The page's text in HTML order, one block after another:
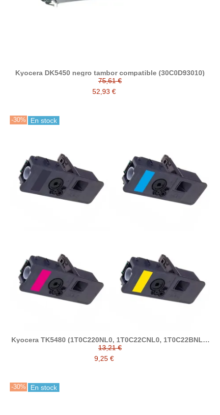
Kyocera DK5450 negro tambor compatible (30C0D93010)
75,61 €
52,93 €
-30% En stock
Kyocera TK5480 (1T0C220NL0, 1T0C22CNL0, 1T0C22BNL0,
1T0C22ANL0) tóner compatible
13,21 €
9,25 €
-30% En stock